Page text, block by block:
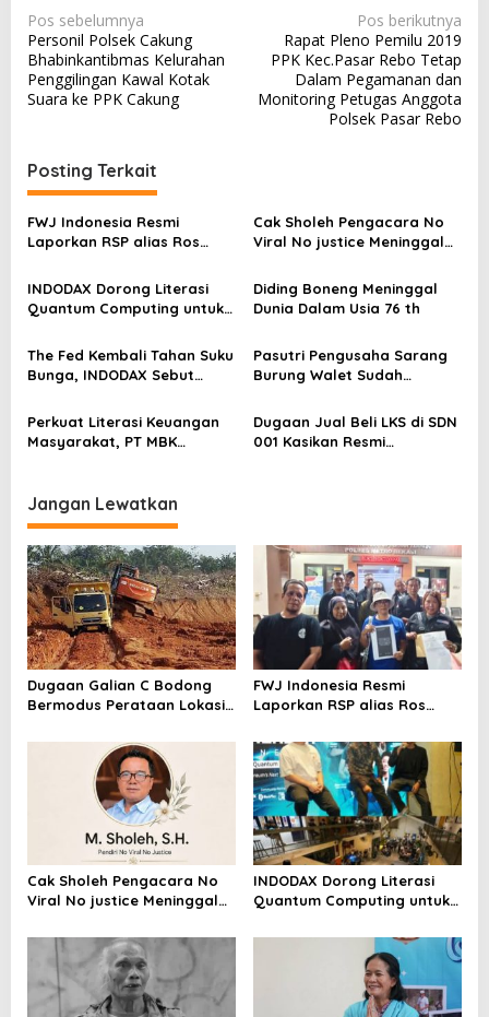
N
a
v
i
a
s
i
o
s
Pos sebelumnya
Personil Polsek Cakung
Bhabinkantibmas Kelurahan
Penggilingan Kawal Kotak
Suara ke PPK Cakung
Pos berikutnya
Rapat Pleno Pemilu 2019
PPK Kec.Pasar Rebo Tetap
Dalam Pegamanan dan
Monitoring Petugas Anggota
Polsek Pasar Rebo
Posting Terkait
FWJ Indonesia Resmi
Laporkan RSP alias Ros
Cak Sholeh Pengacara No
Viral No justice Meninggal
INDODAX Dorong Literasi
Quantum Computing untuk
Blockchain
Diding Boneng Meninggal
Dunia Dalam Usia 76 th
The Fed Kembali Tahan Suku
Bunga, INDODAX Sebut
Sentimen Pasar
Pasutri Pengusaha Sarang
Burung Walet Sudah
Pelapor Desak Polda Jambi
Segera Lakukan Penahanan
Perkuat Literasi Keuangan
Masyarakat, PT MBK
Dugaan Jual Beli LKS di SDN
001 Kasikan Resmi
Jangan Lewatkan
Dugaan Galian C Bodong
Bermodus Perataan Lokasi
Riau Akan Tinjauan Lokasi
FWJ Indonesia Resmi
Laporkan RSP alias Ros
Cak Sholeh Pengacara No
Viral No justice Meninggal
INDODAX Dorong Literasi
Quantum Computing untuk
Blockchain